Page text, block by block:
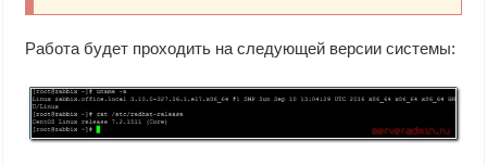
Работа будет проходить на следующей версии системы: